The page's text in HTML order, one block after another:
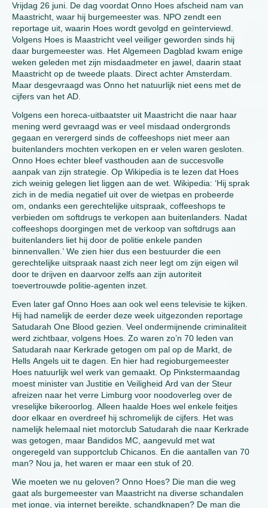
Vrijdag 26 juni. De dag voordat Onno Hoes afscheid nam van
Maastricht, waar hij burgemeester was. NPO zendt een
reportage uit, waarin Hoes wordt gevolgd en geïnterviewd.
Volgens Hoes is Maastricht veel veiliger geworden sinds hij
daar burgemeester was. Het Algemeen Dagblad kwam enige
weken geleden met zijn misdaadmeter en jawel, daarin staat
Maastricht op de tweede plaats. Direct achter Amsterdam.
Maar desgevraagd was Onno het natuurlijk niet eens met de
cijfers van het AD.
Volgens een horeca-uitbaatster uit Maastricht die naar haar
mening werd gevraagd was er veel misdaad ondergronds
gegaan en verergerd sinds de coffeeshops niet meer aan
buitenlanders mochten verkopen en er velen waren gesloten.
Onno Hoes echter bleef vasthouden aan de succesvolle
aanpak van zijn strategie. Op Wikipedia is te lezen dat Hoes
zich weinig gelegen liet liggen aan de wet. Wikipedia: ‘Hij sprak
zich in de media negatief uit over de wietpas en probeerde
om, ondanks een gerechtelijke uitspraak, coffeeshops te
verbieden om softdrugs te verkopen aan buitenlanders. Nadat
coffeeshops doorgingen met de verkoop van softdrugs aan
buitenlanders liet hij door de politie enkele panden
binnenvallen.’ We zien hier dus een bestuurder die een
gerechtelijke uitspraak naast zich neer legt om zijn eigen wil
door te drijven en daarvoor zelfs aan zijn autoriteit
toevertrouwde politie-agenten inzet.
Even later gaf Onno Hoes aan ook wel eens televisie te kijken.
Hij had namelijk de eerder deze week uitgezonden reportage
Satudarah One Blood gezien. Veel ondermijnende criminaliteit
werd zichtbaar, volgens Hoes. Zo waren zo’n 70 leden van
Satudarah naar Kerkrade getogen om pal op de Markt, de
Hells Angels uit te dagen. En hier had regioburgemeester
Hoes natuurlijk wel werk van gemaakt. Op Pinkstermaandag
moest minister van Justitie en Veiligheid Ard van der Steur
afreizen naar het verre Limburg voor noodoverleg over de
vreselijke bikeroorlog. Alleen haalde Hoes wel enkele feitjes
door elkaar en overdreef hij schromelijk de cijfers. Het was
namelijk helemaal niet motorclub Satudarah die naar Kerkrade
was getogen, maar Bandidos MC, aangevuld met wat
ongeregeld van supportclub Chicanos. En die aantallen van 70
man? Nou ja, het waren er maar een stuk of 20.
Wie moeten we nu geloven? Onno Hoes? Die man die weg
gaat als burgemeester van Maastricht na diverse schandalen
met jonge, via internet bereikte, schandknapen? De man die